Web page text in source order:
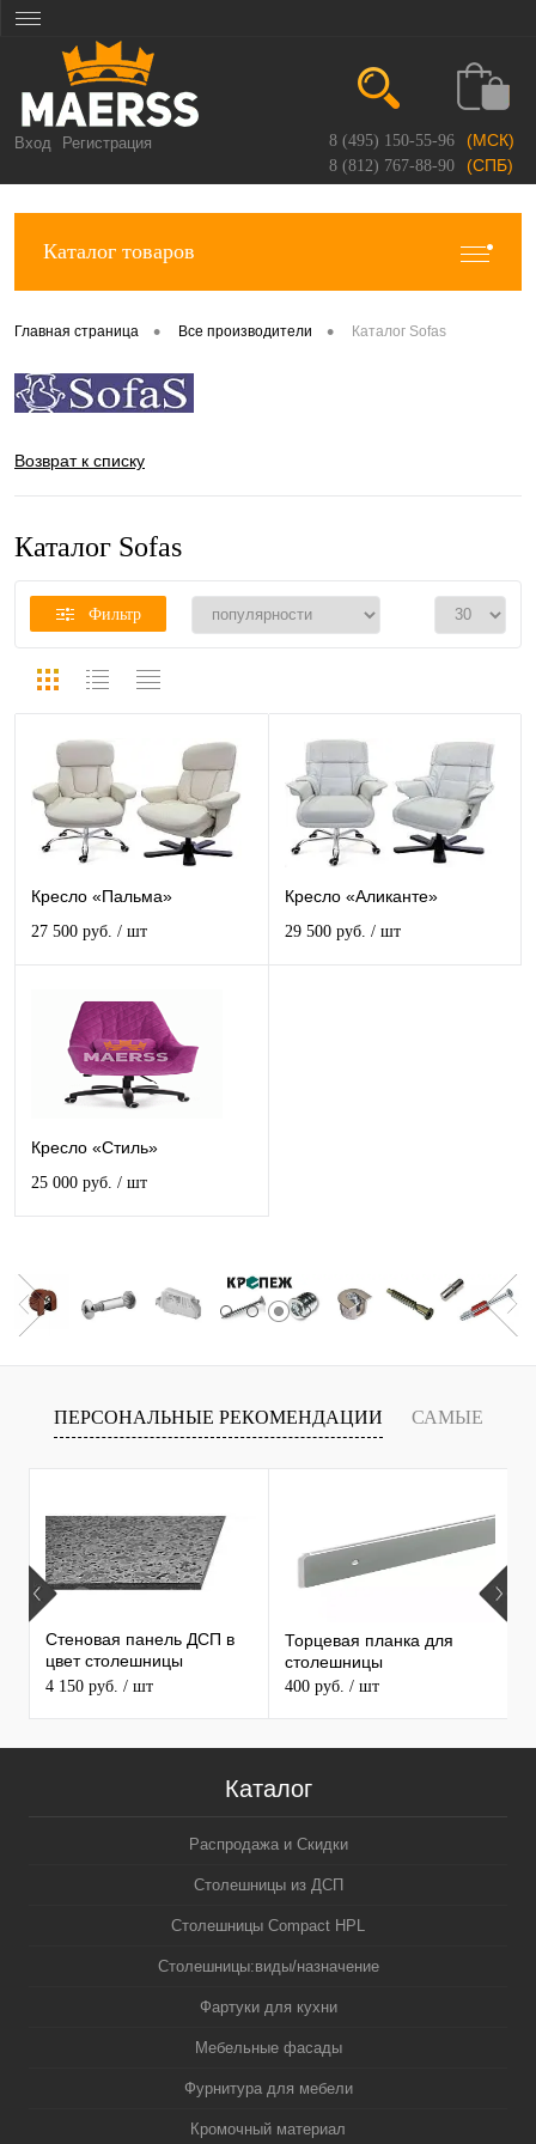
Вход Регистрация 8 (495) 150-55-96 (МСК)
8 (812) 767-88-90 (СПБ)
Каталог товаров
Главная страница • Все производители • Каталог Sofas
Возврат к списку
Каталог Sofas
Фильтр
Кресло «Пальма»
27 500 руб. / шт
Кресло «Аликанте»
29 500 руб. / шт
Кресло «Стиль»
25 000 руб. / шт
ПЕРСОНАЛЬНЫЕ РЕКОМЕНДАЦИИ САМЫЕ
ПРОДАВАЕМЫЕ ТОВАРЫ
Стеновая панель ДСП в
цвет столешницы
MAERSS
4 150 руб. / шт
Торцевая планка для
столешницы
400 руб. / шт
Каталог
Распродажа и Скидки
Столешницы из ДСП
Столешницы Compact HPL
Столешницы:виды/назначение
Фартуки для кухни
Мебельные фасады
Фурнитура для мебели
Кромочный материал